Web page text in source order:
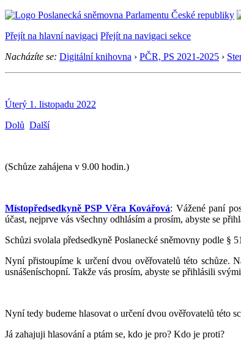
Přejít na hlavní navigaci Přejít na navigaci sekce
Nacházíte se: Digitální knihovna › PČR, PS 2021-2025 ›
Úterý 1. listopadu 2022
Dolů Další
(Schůze zahájena v 9.00 hodin.)
Místopředsedkyně PSP Věra Kovářová: Vážené paní
účast, nejprve vás všechny odhlásím a prosím, abyste se
Schůzi svolala předsedkyně Poslanecké sněmovny podle §
Nyní přistoupíme k určení dvou ověřovatelů této schůze.
usnášeníschopní. Takže vás prosím, abyste se přihlásili
Nyní tedy budeme hlasovat o určení dvou ověřovatelů této
Já zahajuji hlasování a ptám se, kdo je pro? Kdo je proti?